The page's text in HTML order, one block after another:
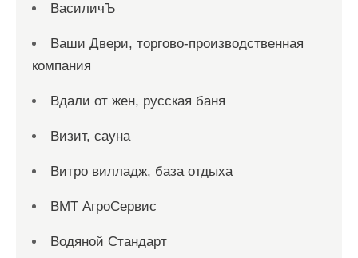
ВасиличЪ
Ваши Двери, торгово-производственная
компания
Вдали от жен, русская баня
Визит, сауна
Витро вилладж, база отдыха
ВМТ АгроСервис
Водяной Стандарт